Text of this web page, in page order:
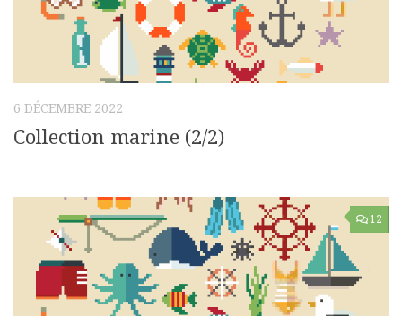
6 DÉCEMBRE 2022
Collection marine (2/2)
12